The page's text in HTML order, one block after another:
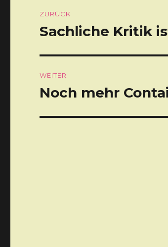
ZURÜCK
Vorheriger
Sachliche Kritik
WEITER
Nächster
Noch mehr